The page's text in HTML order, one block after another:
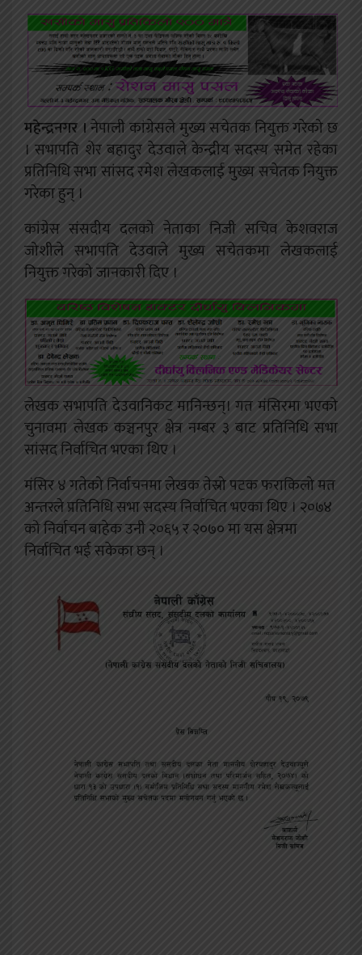
महेन्द्रनगर ।नेपाली कांग्रेसले मुख्य सचेतक नियुक्त गरेको छ
। सभापति शेर बहादुर देउवाले केन्द्रीय सदस्य समेत रहेका
प्रतिनिधि सभा सांसद रमेश लेखकलाई मुख्य सचेतक नियुक्त
गरेका हुन् ।
कांग्रेस संसदीय दलको नेताका निजी सचिव केशवराज
जोशीले सभापति देउवाले मुख्य सचेतकमा लेखकलाई
नियुक्त गरेको जानकारी दिए ।
लेखक सभापति देउवानिकट मानिन्छन्। गत मंसिरमा भएको
चुनावमा लेखक कञ्चनपुर क्षेत्र नम्बर ३ बाट प्रतिनिधि सभा
सांसद निर्वाचित भएका थिए ।
मंसिर ४ गतेको निर्वाचनमा लेखक तेस्रो पटक फराकिलो मत
अन्तरले प्रतिनिधि सभा सदस्य निर्वाचित भएका थिए । २०७४
को निर्वाचन बाहेक उनी २०६५ र २०७० मा यस क्षेत्रमा
निर्वाचित भई सकेका छन् ।